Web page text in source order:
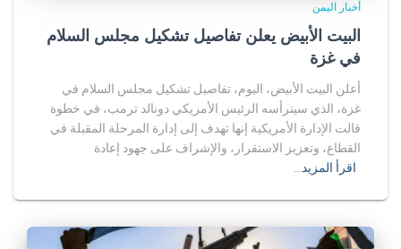
أخبار اليمن
البيت الأبيض يعلن تفاصيل تشكيل مجلس السلام
في غزة
أعلن البيت الأبيض، اليوم، تفاصيل تشكيل مجلس السلام في
غزة، الذي سيترأسه الرئيس الأمريكي دونالد ترمب، في خطوة
قالت الإدارة الأمريكية إنها تهدف إلى إدارة المرحلة المقبلة في
القطاع، وتعزيز الاستقرار، والإشراف على جهود إعادة
اقرأ المزيد…